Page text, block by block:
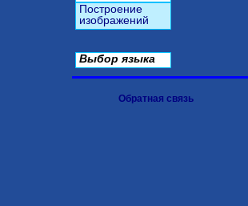
Построение
изображений
Выбор языка
Обратная связь